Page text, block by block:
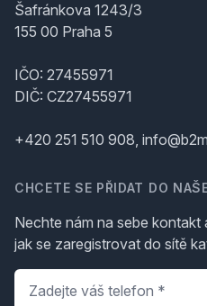
Šafránkova 1243/3
155 00 Praha 5
IČO: 27455971
DIČ: CZ27455971
+420 251 510 908,
CHCETE SE PŘIDAT DO
Nechte nám na sebe
jak se zaregistrovat do sítě
Telefon